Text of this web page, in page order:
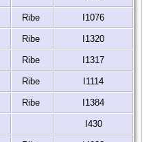
Ribe I1076
Ribe I1320
Ribe I1317
Ribe I1114
Ribe I1384
I430